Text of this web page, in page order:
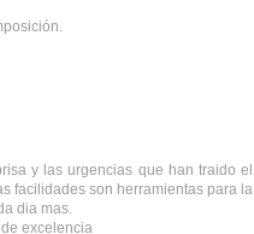
y las urgencias que han traido el
facilidades son herramientas para la
dia mas.
excelencia